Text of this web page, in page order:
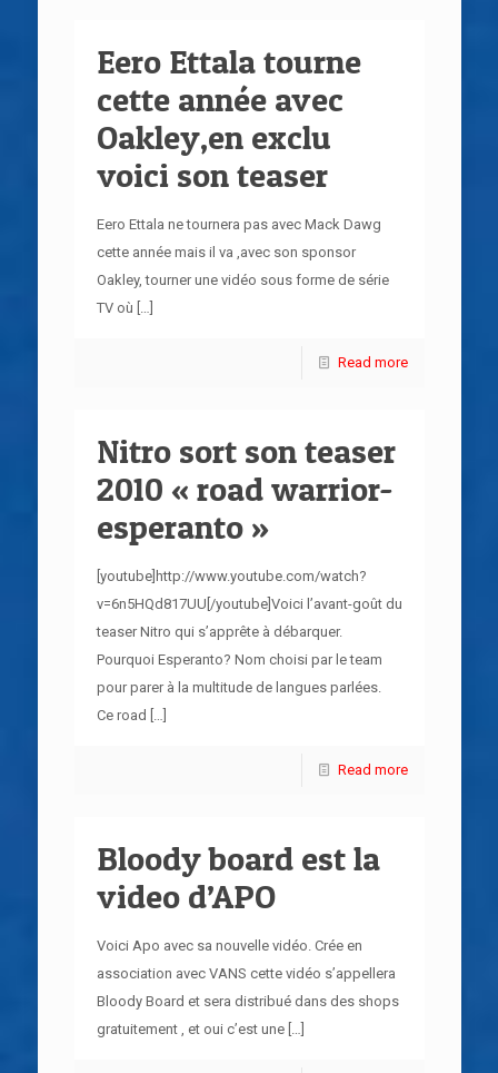
Eero Ettala tourne
cette année avec
Oakley,en exclu
voici son teaser
Eero Ettala ne tournera pas avec Mack Dawg
cette année mais il va ,avec son sponsor
Oakley, tourner une vidéo sous forme de série
TV où […]
Read more
Nitro sort son teaser
2010 « road warrior-
esperanto »
[youtube]http://www.youtube.com/watch?
v=6n5HQd817UU[/youtube]Voici l’avant-goût du
teaser Nitro qui s’apprête à débarquer.
Pourquoi Esperanto? Nom choisi par le team
pour parer à la multitude de langues parlées.
Ce road […]
Read more
Bloody board est la
video d’APO
Voici Apo avec sa nouvelle vidéo. Crée en
association avec VANS cette vidéo s’appellera
Bloody Board et sera distribué dans des shops
gratuitement , et oui c’est une[…]